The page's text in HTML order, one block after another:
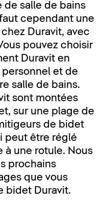
salle de bains
cependant une
Duravit, avec
pouvez choisir
Duravit en
et de
salle de bains.
sont montées
sur une plage de
de bidet
peut être réglé
à une rotule. Nous
prochains
que vous
bidet Duravit.